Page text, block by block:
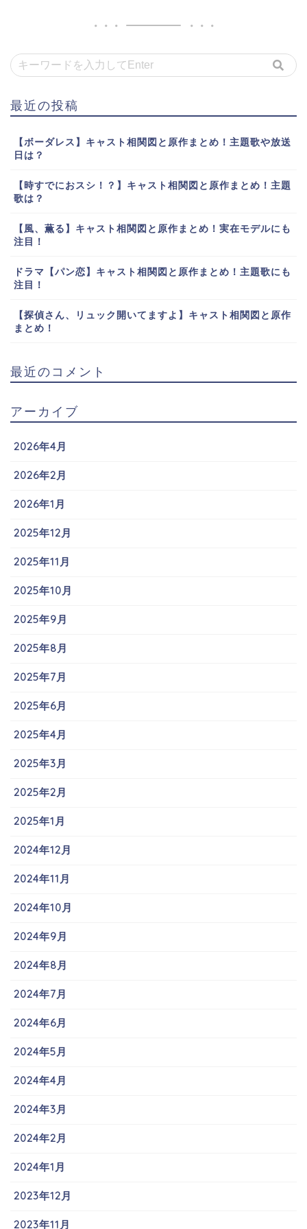
最近の投稿
【ボーダレス】キャスト相関図と原作まとめ！主題歌や放送
日は？
【時すでにおスシ！？】キャスト相関図と原作まとめ！主題
歌は？
【風、薫る】キャスト相関図と原作まとめ！実在モデルにも
注目！
ドラマ【パン恋】キャスト相関図と原作まとめ！主題歌にも
注目！
【探偵さん、リュック開いてますよ】キャスト相関図と原作
まとめ！
最近のコメント
アーカイブ
2026年4月
2026年2月
2026年1月
2025年12月
2025年11月
2025年10月
2025年9月
2025年8月
2025年7月
2025年6月
2025年4月
2025年3月
2025年2月
2025年1月
2024年12月
2024年11月
2024年10月
2024年9月
2024年8月
2024年7月
2024年6月
2024年5月
2024年4月
2024年3月
2024年2月
2024年1月
2023年12月
2023年11月